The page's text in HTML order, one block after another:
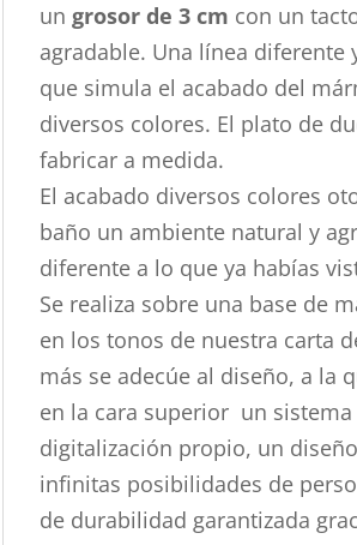
un grosor de 3 cm con un
agradable. Una línea diferente
que simula el acabado del
diversos colores. El plato de
fabricar a medida.
El acabado diversos colores
baño un ambiente natural y
diferente a lo que ya habías
Se realiza sobre una base de
en los tonos de nuestra carta
más se adecúe al diseño, a la
en la cara superior un sistema
digitalización propio, un
infinitas posibilidades de
de durabilidad garantizada